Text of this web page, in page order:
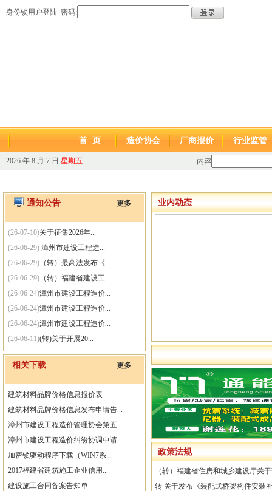
身份锁用户登陆 密码:
首 页 造价协会 厂商报价 行业监管
2026 年 8 月 7 日 星期五 内容
通知公告 更多
(26-07-10)关于征集2026年...
(26-06-29) 漳州市建设工程造...
(26-06-29) （转）最高法发布《...
(26-06-29) （转）福建省建设工...
(26-06-24)漳州市建设工程造价...
(26-06-24)漳州市建设工程造价...
(26-06-24)漳州市建设工程造价...
(26-06-11)(转)关于开展20...
(26-06-11)（转）漳州市住房和...
(26-06-01)(转)住房城乡建设...
(25-09-30)关于网站系统维护的通知
相关下载 更多
建筑材料品牌价格信息报价表
建筑材料品牌价格信息发布申请告...
漳州市建设工程造价管理协会第五...
漳州市建设工程造价纠纷协调申请...
加密锁驱动程序下载（WIN7系...
2017福建省建筑施工企业信用...
建设施工合同备案告知单
业内动态
政策法规
（转）福建省住房和城乡建设厅关
转 关于发布《装配式桥梁构件安装